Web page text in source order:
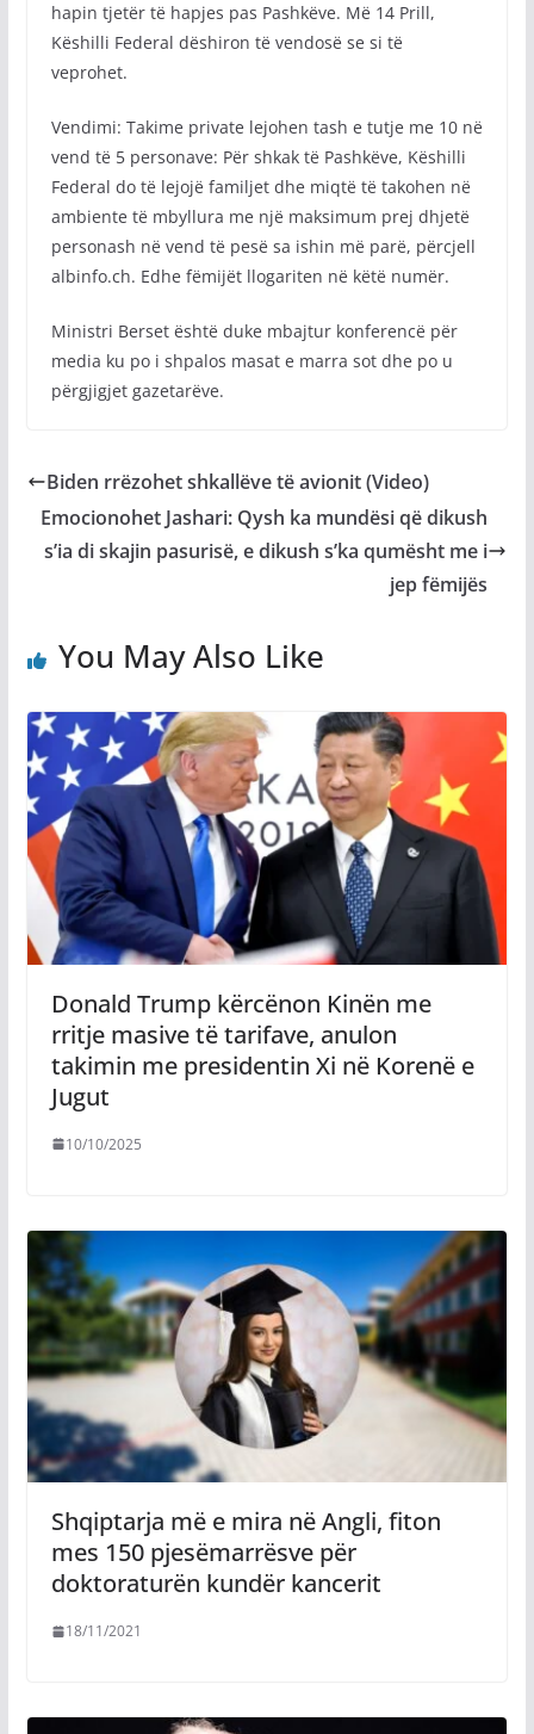
hapin tjetër të hapjes pas Pashkëve. Më 14 Prill,
Këshilli Federal dëshiron të vendosë se si të
veprohet.
Vendimi: Takime private lejohen tash e tutje me 10 në
vend të 5 personave: Për shkak të Pashkëve, Këshilli
Federal do të lejojë familjet dhe miqtë të takohen në
ambiente të mbyllura me një maksimum prej dhjetë
personash në vend të pesë sa ishin më parë, përcjell
albinfo.ch. Edhe fëmijët llogariten në këtë numër.
Ministri Berset është duke mbajtur konferencë për
media ku po i shpalos masat e marra sot dhe po u
përgjigjet gazetarëve.
Biden rrëzohet shkallëve të avionit (Video)
Emocionohet Jashari: Qysh ka mundësi që dikush
s’ia di skajin pasurisë, e dikush s’ka qumësht me i
jep fëmijës
You May Also Like
Donald Trump kërcënon Kinën me
rritje masive të tarifave, anulon
takimin me presidentin Xi në Korenë e
Jugut
10/10/2025
Shqiptarja më e mira në Angli, fiton
mes 150 pjesëmarrësve për
doktoraturën kundër kancerit
18/11/2021